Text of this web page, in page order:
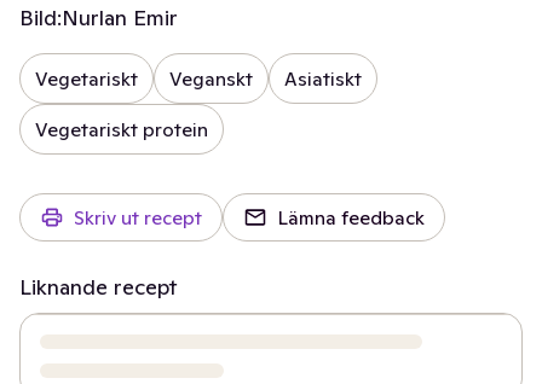
Bild:Nurlan Emir
Vegetariskt Veganskt Asiatiskt
Vegetariskt protein
Skriv ut recept Lämna feedback
Liknande recept